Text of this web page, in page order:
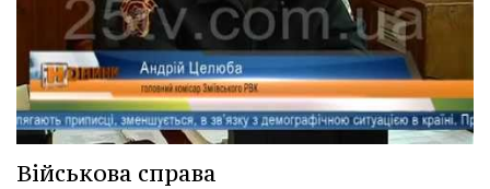
Військова справа